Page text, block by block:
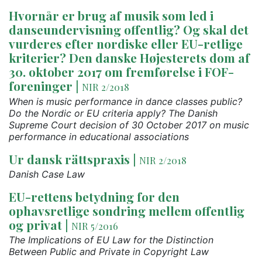
Hvornår er brug af musik som led i
danseundervisning offentlig? Og skal det
vurderes efter nordiske eller EU-retlige
kriterier? Den danske Højesterets dom af
30. oktober 2017 om fremførelse i FOF-
foreninger | NIR 2/2018
When is music performance in dance classes public?
Do the Nordic or EU criteria apply? The Danish
Supreme Court decision of 30 October 2017 on music
performance in educational associations
Ur dansk rättspraxis | NIR 2/2018
Danish Case Law
EU-rettens betydning for den
ophavsretlige sondring mellem offentlig
og privat | NIR 5/2016
The Implications of EU Law for the Distinction
Between Public and Private in Copyright Law